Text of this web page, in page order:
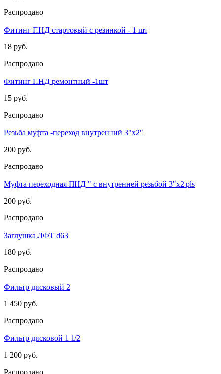
Распродано
Фитинг ПНД стартовый с резинкой - 1 шт
18 руб.
Распродано
Фитинг ПНД ремонтный -1шт
15 руб.
Распродано
Резьба муфта -переход внутренний 3"х2"
200 руб.
Распродано
Муфта переходная ПНД " с внутренней резьбой 3"х2 pls
200 руб.
Распродано
Заглушка ЛФТ d63
180 руб.
Распродано
Фильтр дисковый 2
1 450 руб.
Распродано
Фильтр дисковой 1 1/2
1 200 руб.
Распродано